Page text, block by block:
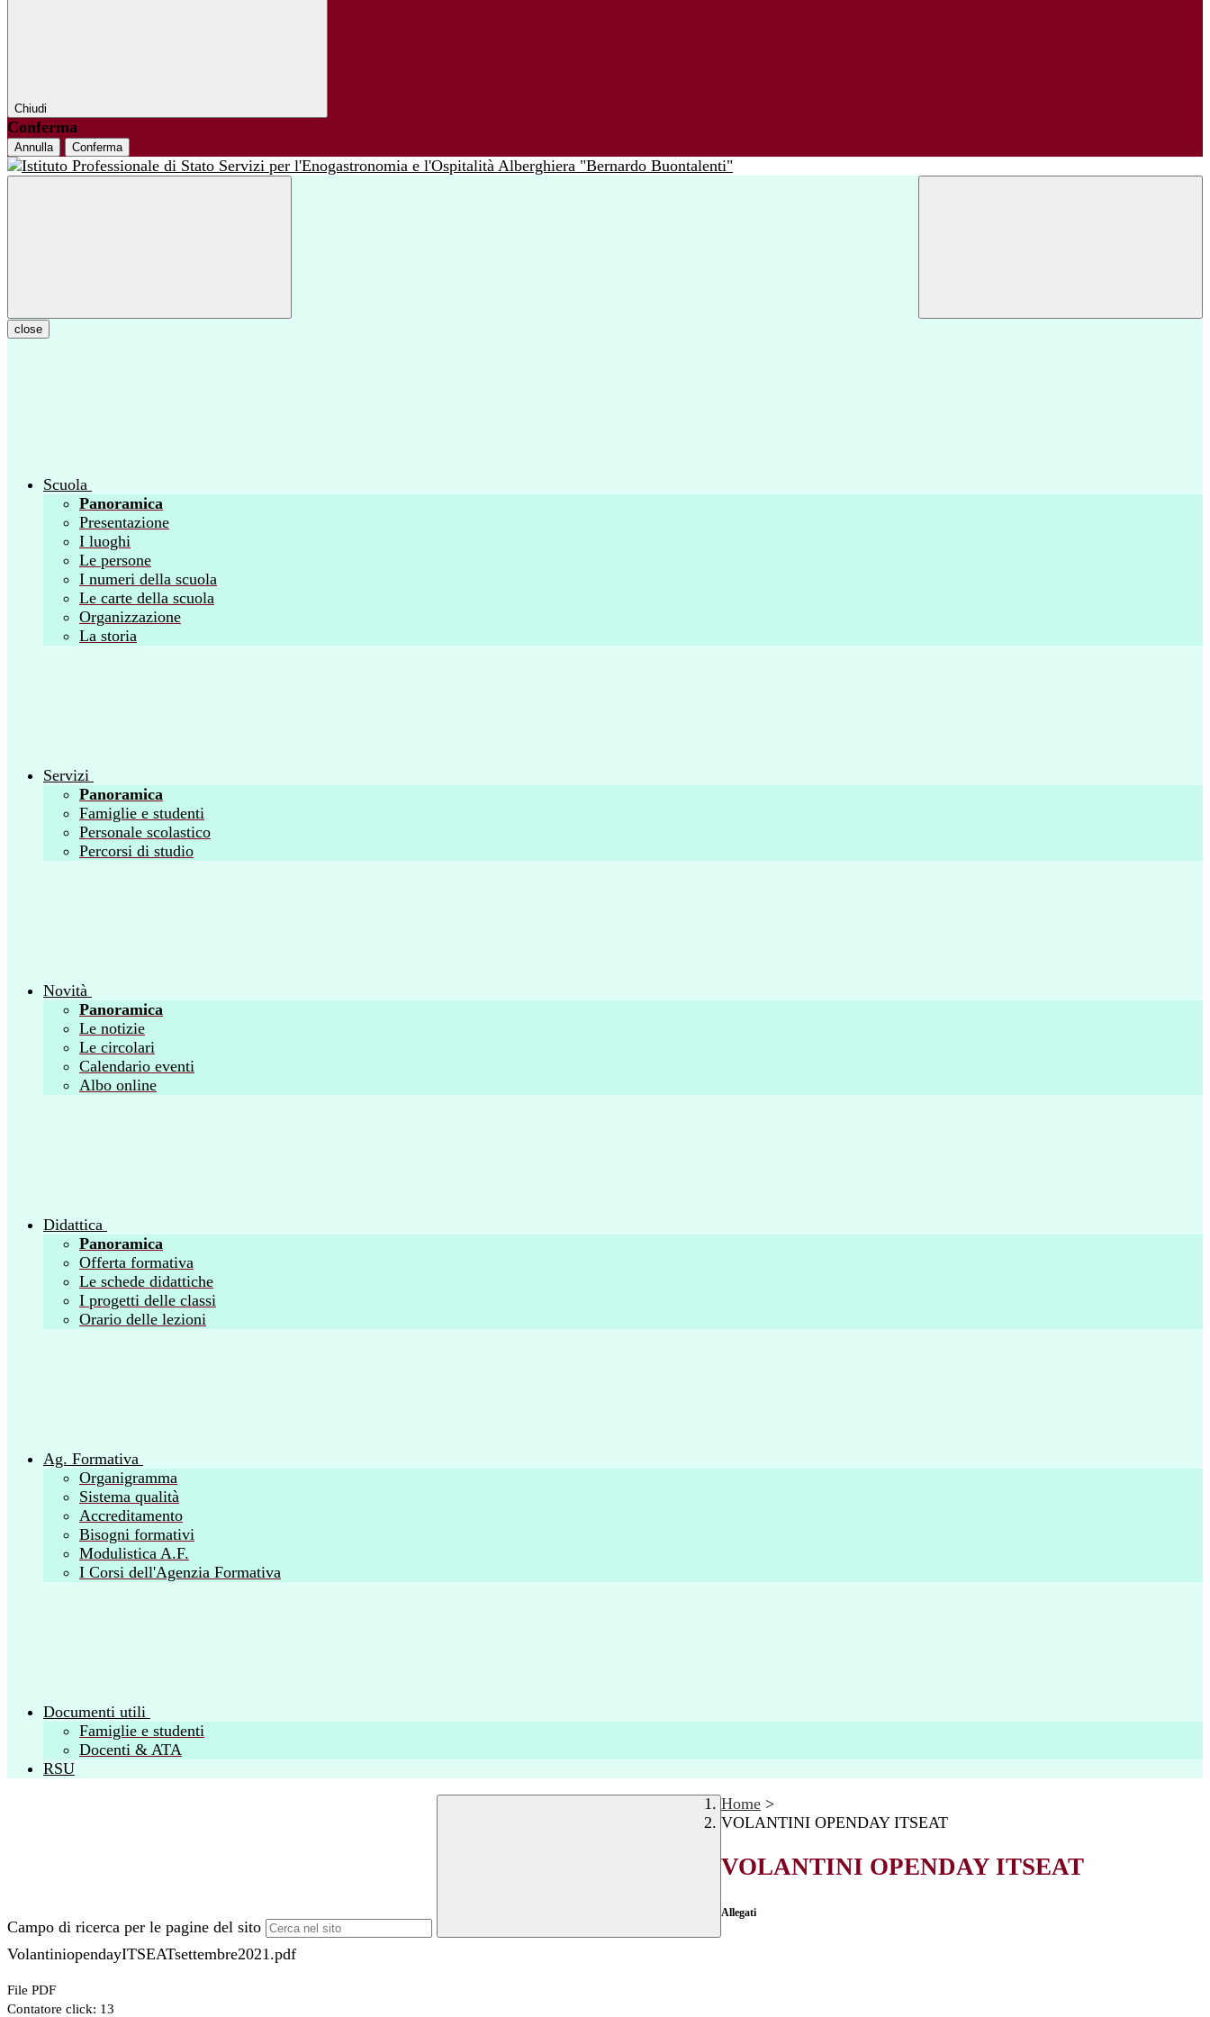
Chiudi
Conferma
Annulla Conferma
close
Scuola
Panoramica
Presentazione
I luoghi
Le persone
I numeri della scuola
Le carte della scuola
Organizzazione
La storia
Servizi
Panoramica
Famiglie e studenti
Personale scolastico
Percorsi di studio
Novità
Panoramica
Le notizie
Le circolari
Calendario eventi
Albo online
Didattica
Panoramica
Offerta formativa
Le schede didattiche
I progetti delle classi
Orario delle lezioni
Ag. Formativa
Organigramma
Sistema qualità
Accreditamento
Bisogni formativi
Modulistica A.F.
I Corsi dell'Agenzia Formativa
Documenti utili
Famiglie e studenti
Docenti & ATA
RSU
Campo di ricerca per le pagine del sito
Home >
VOLANTINI OPENDAY ITSEAT
VOLANTINI OPENDAY ITSEAT
Allegati
VolantiniopendayITSEATsettembre2021.pdf
File PDF
Contatore click: 13